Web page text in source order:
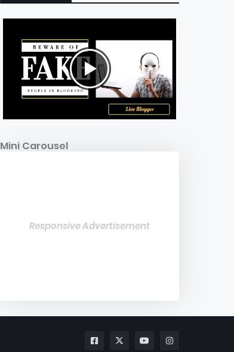
Mini Carousel
Responsive Advertisement